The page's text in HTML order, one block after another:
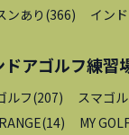
ンあり (366) イン
ドアゴルフ練習
ルフ(207) スマゴル
(14) MY